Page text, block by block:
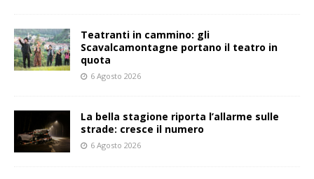
Teatranti in cammino: gli
Scavalcamontagne portano il teatro in
quota
6 Agosto 2026
La bella stagione riporta l’allarme sulle
strade: cresce il numero
6 Agosto 2026